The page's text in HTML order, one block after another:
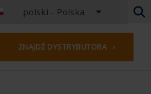
polski - Polska
Niderlandy - Belgia
Francuski - Belgia
Holandia - Niderlandy
ZNAJDŹ DYSTRYBUTORA ›